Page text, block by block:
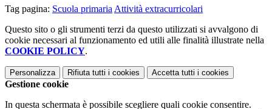
Tag pagina: Scuola primaria Attività extracurricolari
Questo sito o gli strumenti terzi da questo utilizzati si avvalgono di
cookie necessari al funzionamento ed utili alle finalità illustrate nella
COOKIE POLICY.
Personalizza Rifiuta tutti i cookies Accetta tutti i cookies
Gestione cookie
In questa schermata è possibile scegliere quali cookie consentire.